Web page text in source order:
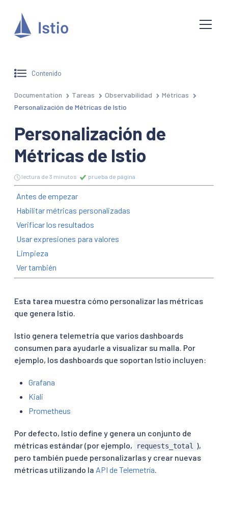
Contenido
Documentation Tareas Observabilidad
Métricas
Personalización de Métricas de Istio
Personalización de
Métricas de Istio
lectura de 3 minutos prueba de página
Antes de empezar
Habilitar métricas personalizadas
Verificar los resultados
Usar expresiones para valores
Limpieza
Ver también
Esta tarea muestra cómo personalizar las métricas
que genera Istio.
Istio genera telemetría que varios dashboards
consumen para ayudarle a visualizar su malla. Por
ejemplo, los dashboards que soportan Istio incluyen:
Grafana
Kiali
Prometheus
Por defecto, Istio define y genera un conjunto de
métricas estándar (por ejemplo,
requests_total
),
pero también puede personalizarlas y crear nuevas
métricas utilizando la API de Telemetría